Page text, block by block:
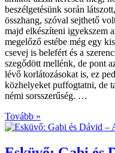
beszélgetésünk során
összhang, szóval sejthető
majd elkészíteni igyekszem
megelőző estébe még egy
csevej is belefért és a
szegődött mellénk, de pont
lévő korlátozásokat is, ez
közhelyeket puffogtatni, de
némi sorsszerűség. …
Tovább »